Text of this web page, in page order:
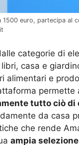
1500 euro, partecipa al
categorie di
casa e
alimentari e
permette
tutto ciò di
da casa
che rende
ampia